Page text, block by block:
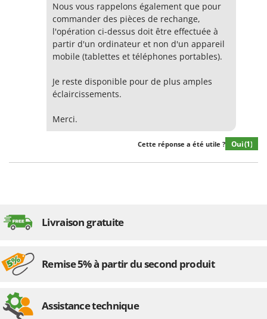
Nous vous rappelons également que pour
commander des pièces de rechange,
l'opération ci-dessus doit être effectuée à
partir d'un ordinateur et non d'un appareil
mobile (tablettes et téléphones portables).
Je reste disponible pour de plus amples
éclaircissements.
Merci.
Cette réponse a été utile ? Oui(1)
Livraison gratuite
Remise 5% à partir du second produit
Assistance technique